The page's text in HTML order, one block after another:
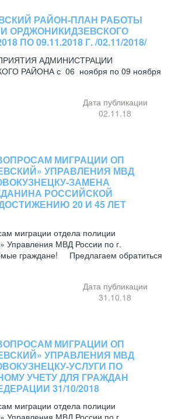
РАЙОН-ПЛАН РАБОТЫ
ОРДЖОНИКИДЗЕВСКОГО
ПО 09.11.2018 Г. /02.11/2018/
АДМИНИСТРАЦИИ
РАЙОНА с 06 ноября по 09 ноября
Дата публикации
02.11.18
МИГРАЦИИ ОП
УПРАВЛЕНИЯ МВД
ЗАМЕНА
РОССИЙСКОЙ
20 И 45 ЛЕТ
миграции отдела полиции
Управления МВД России по г.
граждане! Предлагаем обратиться
Дата публикации
31.10.18
МИГРАЦИИ ОП
УПРАВЛЕНИЯ МВД
УСЛУГИ ПО
УЧЕТУ ДЛЯ ГРАЖДАН
31/10/2018
миграции отдела полиции
Управления МВД России по г.